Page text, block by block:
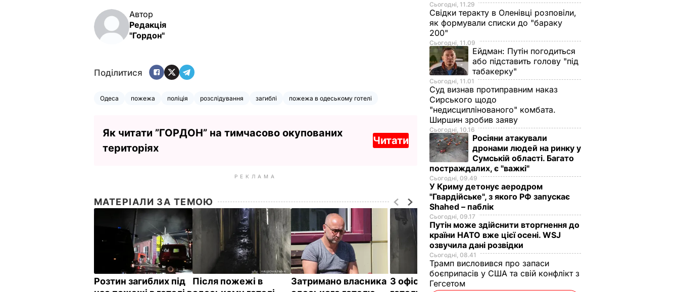
Автор
Редакція
"Гордон"
Поділитися
Одеса пожежа поліція розслідування загиблі пожежа в одеському готелі
Як читати ”ГОРДОН” на тимчасово окупованих
територіях
Читати
РЕКЛАМА
МАТЕРІАЛИ ЗА ТЕМОЮ
Розтин загиблих під
Після пожежі в
Затримано власника З офісу в Одесі
Сьогодні, 11.29
Свідки теракту в Оленівці розповіли,
як формували списки до "бараку
200"
Сьогодні, 11.09
Ейдман: Путін погодиться
або підставить голову "під
табакерку"
Сьогодні, 11.01
Суд визнав протиправним наказ
Сирського щодо
"недисциплінованого" комбата.
Ширшин зробив заяву
Сьогодні, 10.16
Росіяни атакували
дронами людей на ринку у
Сумській області. Багато
постраждалих, є "важкі"
Сьогодні, 09.49
У Криму детонує аеродром
"Гвардійське", з якого РФ запускає
Shahed – паблік
Сьогодні, 09.17
Путін може здійснити вторгнення до
країни НАТО вже цієї осені. WSJ
озвучила дані розвідки
Сьогодні, 08.41
Трамп висловився про запаси
боєприпасів у США та свій конфлікт з
Гегсетом